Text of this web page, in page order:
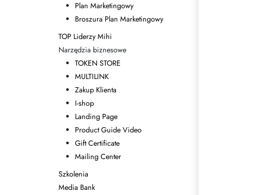
Plan Marketingowy
Broszura Plan Marketingowy
TOP Liderzy Mihi
Narzędzia biznesowe
TOKEN STORE
MULTILINK
Zakup Klienta
I-shop
Landing Page
Product Guide Video
Gift Certificate
Mailing Center
Szkolenia
Media Bank